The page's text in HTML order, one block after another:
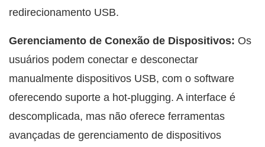
redirecionamento USB.
Gerenciamento de Conexão de Dispositivos: Os
usuários podem conectar e desconectar
manualmente dispositivos USB, com o software
oferecendo suporte a hot-plugging. A interface é
descomplicada, mas não oferece ferramentas
avançadas de gerenciamento de dispositivos